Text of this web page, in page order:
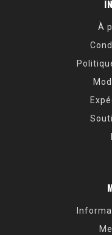
À